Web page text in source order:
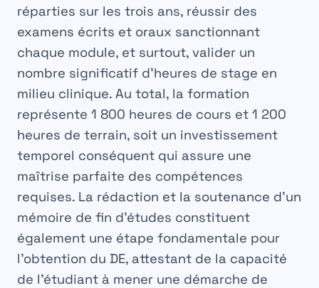
réparties sur les trois ans, réussir des
examens écrits et oraux sanctionnant
chaque module, et surtout, valider un
nombre significatif d’heures de stage en
milieu clinique. Au total, la formation
représente 1 800 heures de cours et 1 200
heures de terrain, soit un investissement
temporel conséquent qui assure une
maîtrise parfaite des compétences
requises. La rédaction et la soutenance d’un
mémoire de fin d’études constituent
également une étape fondamentale pour
l’obtention du DE, attestant de la capacité
de l’étudiant à mener une démarche de